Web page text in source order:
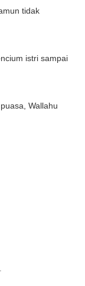
tidak
istri sampai
Wallahu